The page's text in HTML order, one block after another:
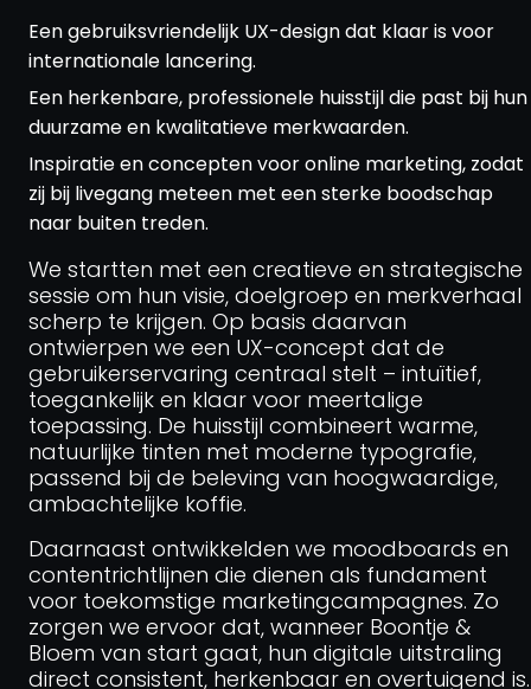
Een gebruiksvriendelijk UX-design dat klaar is voor
internationale lancering.
Een herkenbare, professionele huisstijl die past bij hun
duurzame en kwalitatieve merkwaarden.
Inspiratie en concepten voor online marketing, zodat
zij bij livegang meteen met een sterke boodschap
naar buiten treden.
We startten met een creatieve en strategische
sessie om hun visie, doelgroep en merkverhaal
scherp te krijgen. Op basis daarvan
ontwierpen we een UX-concept dat de
gebruikerservaring centraal stelt – intuïtief,
toegankelijk en klaar voor meertalige
toepassing. De huisstijl combineert warme,
natuurlijke tinten met moderne typografie,
passend bij de beleving van hoogwaardige,
ambachtelijke koffie.
Daarnaast ontwikkelden we moodboards en
contentrichtlijnen die dienen als fundament
voor toekomstige marketingcampagnes. Zo
zorgen we ervoor dat, wanneer Boontje &
Bloem van start gaat, hun digitale uitstraling
direct consistent, herkenbaar en overtuigend is.
Home
Diensten
Projecten
Over ons
Nieuws
Contact